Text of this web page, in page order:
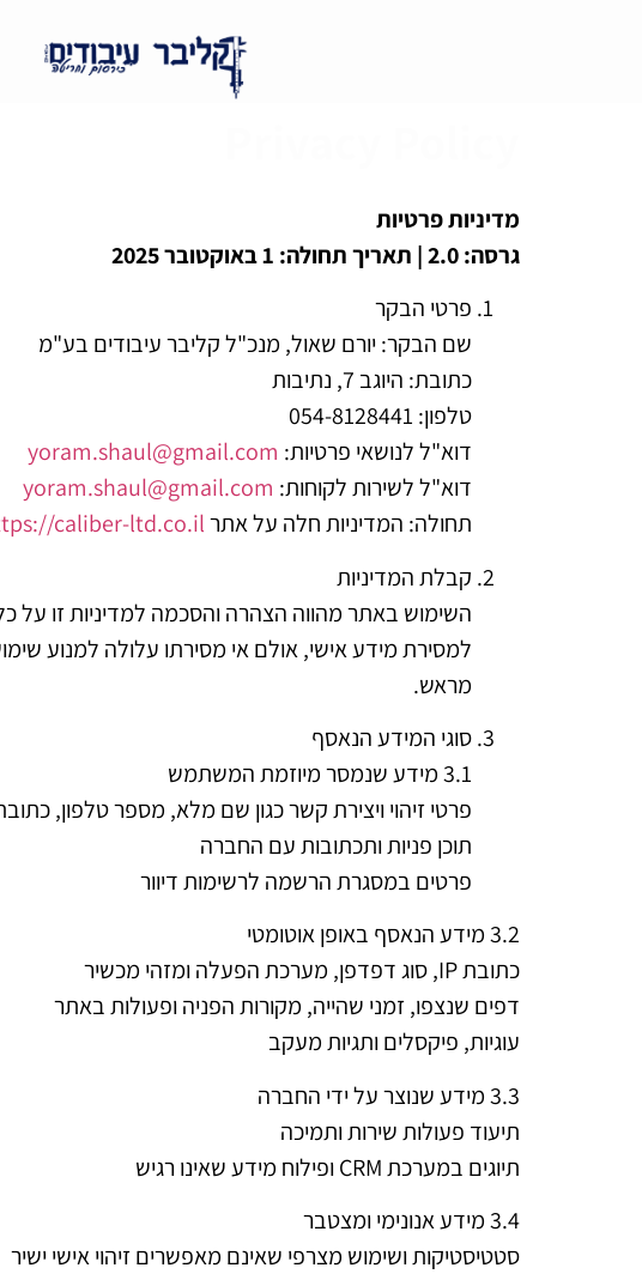
מדיניות פרטיות
גרסה: 2.0 | תאריך תחולה: 1 באוקטובר 2025
פרטי הבקר
שם הבקר: יורם שאול, מנכ"ל קליבר עיבודים בע"מ
כתובת: היוגב 7, נתיבות
טלפון: 054-8128441
דוא"ל לנושאי פרטיות: yoram.shaul@gmail.com
דוא"ל לשירות לקוחות: yoram.shaul@gmail.com
תחולה: המדיניות חלה על אתרcaliber-ltd.co.il/
קבלת המדיניות
השימוש באתר מהווה הצהרה והסכמה למדיניות זו על
למסירת מידע אישי, אולם אי מסירתו עלולה למנוע
מראש.
סוגי המידע הנאסף
3.1 מידע שנמסר מיוזמת המשתמש
פרטי זיהוי ויצירת קשר כגון שם מלא, מספר טלפון,
תוכן פניות ותכתובות עם החברה
פרטים במסגרת הרשמה לרשימות דיוור
3.2 מידע הנאסף באופן אוטומטי
כתובת IP, סוג דפדפן, מערכת הפעלה ומזהי מכשיר
דפים שנצפו, זמני שהייה, מקורות הפניה ופעולות באתר
עוגיות, פיקסלים ותגיות מעקב
3.3 מידע שנוצר על ידי החברה
תיעוד פעולות שירות ותמיכה
תיוגים במערכת CRM ופילוח מידע שאינו רגיש
3.4 מידע אנונימי ומצטבר
סטטיסטיקות ושימוש מצרפי שאינם מאפשרים זיהוי אישי ישיר